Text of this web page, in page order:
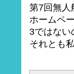
第7回無人
ホームペ
3ではない
それとも